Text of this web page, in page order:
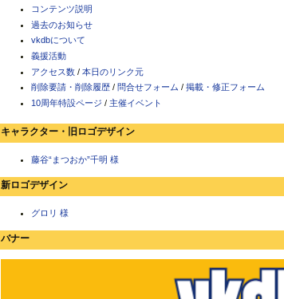
コンテンツ説明
過去のお知らせ
vkdbについて
義援活動
アクセス数 / 本日のリンク元
削除要請・削除履歴 / 問合せフォーム / 掲載・修正フォーム
10周年特設ページ / 主催イベント
キャラクター・旧ロゴデザイン
藤谷“まつおか”千明 様
新ロゴデザイン
グロリ 様
バナー